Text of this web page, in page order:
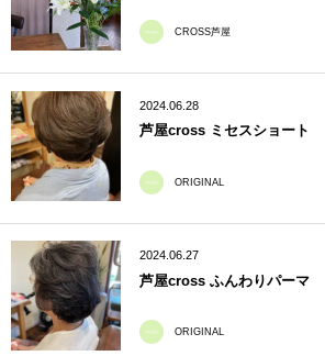
CROSS芦屋
2024.06.28
芦屋cross ミセスショート
ORIGINAL
2024.06.27
芦屋cross ふんわりパーマ
ORIGINAL